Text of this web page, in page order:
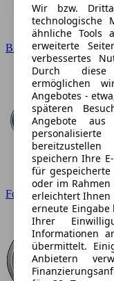
BMW
Ford
Wir bzw.
technologische
ähnliche Tools
erweiterte
verbessertes
Durch diese
ermöglichen
Angebotes -
späteren
Angebote
speichern Ihre
für gespeicherte
oder im
erleichtert Ihnen
erneute
Ihrer
Informationen
übermittelt.
Anbietern